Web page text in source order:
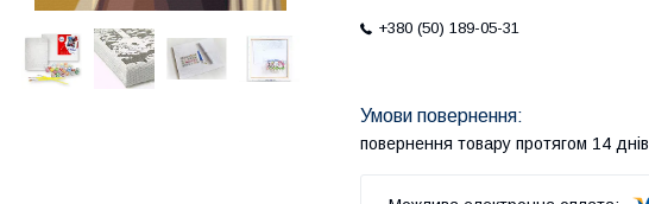
+380 (50) 189-05-31
повернення товару протягом 14 днів